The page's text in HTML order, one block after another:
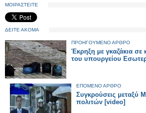
ΜΟΙΡΑΣΤΕΙΤΕ
ΔΕΙΤΕ ΑΚΟΜΑ
ΠΡΟΗΓΟΥΜΕΝΟ ΑΡΘΡΟ
Έκρηξη με γκαζάκια σε
του υπουργείου
ΕΠΟΜΕΝΟ ΑΡΘΡΟ
Συγκρούσεις μεταξύ
πολιτών [video]